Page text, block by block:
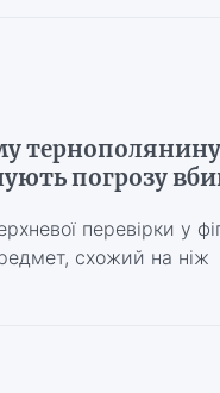
тернополянину
погрозу
перевірки у
схожий на ніж